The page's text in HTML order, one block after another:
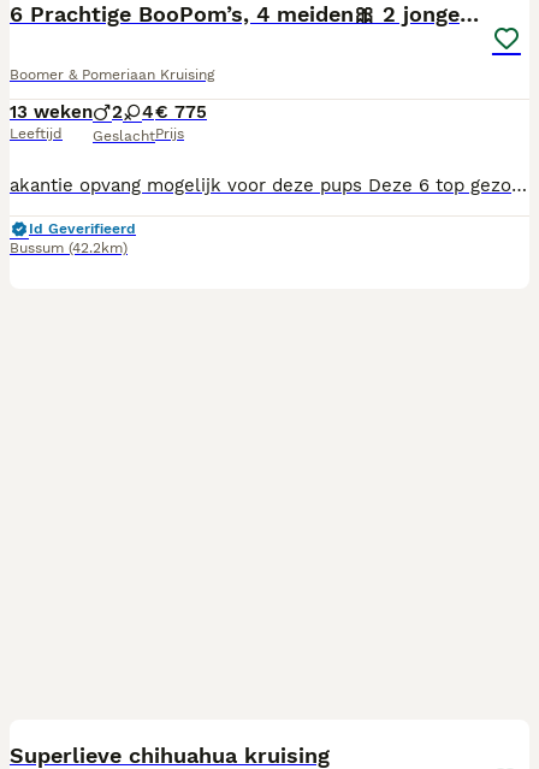
6 Prachtige BooPom’s, 4 meiden🎀 2 jongens🧢
Boomer & Pomeriaan Kruising
13 weken
Leeftijd
2 4
Geslacht
€ 775
Prijs
akantie opvang mogelijk voor deze pups Deze 6 top gezonde en vreselijk lieve puppekinderen zijn vanaf nu beschikbaar voor een nieuwe mand. Bent u diegene die bewust en goed overdacht een prachtige pup in huis wilt halen zijn deze pups prima geschikt 09-05-2026 geboren Hun mama is ‘Boomer (Shihtzu x yorkshire terrier) Hun papa is een pommeriaan Ze zijn zeer sociaal en echt fantastisch van karakter, vriendelijk en veel gewent . Keurig netjes ontwormd met Drontal pup en MILBEMAX. Natuurlijk zijn moeder en pups volledig gecontroleerd door onze gerenommeerde vakkundige dierenarts. De pups zijn gechipt, geregistreerd met overdrachtcodes bij NDG en bezitten een Europees paspoort met gezondheidscheck. Eerste vaccinatie gehad. Ubn 7363836 Chantal Casa Corazon Boomers
Id Geverifieerd
Bussum (42.2km)
Superlieve chihuahua kruising